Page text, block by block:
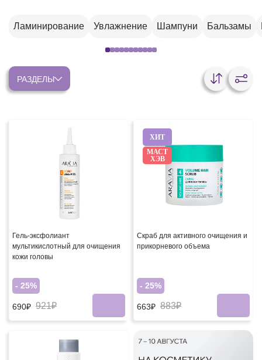
Ламинирование Увлажнение Шампуни Бальзамы
РАЗДЕЛЫ
Гель-эксфолиант
мультикислотный для очищения
кожи головы
- 25%
690₽ 921₽
ХИТ
МАСТ
ХЭВ
Скраб для активного очищения и
прикорневого объема
- 25%
663₽ 883₽